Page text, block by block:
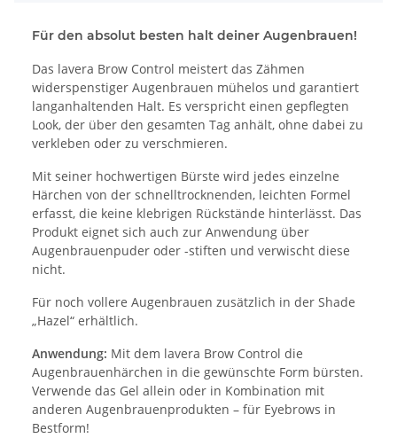
Für den absolut besten halt deiner Augenbrauen!
Das lavera Brow Control meistert das Zähmen
widerspenstiger Augenbrauen mühelos und garantiert
langanhaltenden Halt. Es verspricht einen gepflegten
Look, der über den gesamten Tag anhält, ohne dabei zu
verkleben oder zu verschmieren.
Mit seiner hochwertigen Bürste wird jedes einzelne
Härchen von der schnelltrocknenden, leichten Formel
erfasst, die keine klebrigen Rückstände hinterlässt. Das
Produkt eignet sich auch zur Anwendung über
Augenbrauenpuder oder -stiften und verwischt diese
nicht.
Für noch vollere Augenbrauen zusätzlich in der Shade
„Hazel“ erhältlich.
Anwendung: Mit dem lavera Brow Control die
Augenbrauenhärchen in die gewünschte Form bürsten.
Verwende das Gel allein oder in Kombination mit
anderen Augenbrauenprodukten – für Eyebrows in
Bestform!